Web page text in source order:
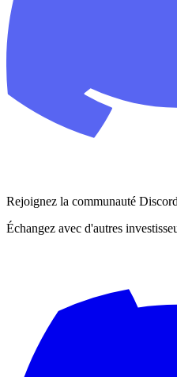
Rejoignez la communauté Discord
Échangez avec d'autres